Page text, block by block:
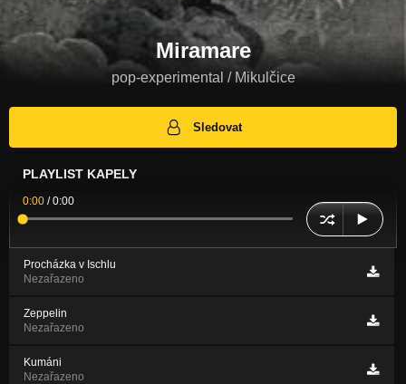
Miramare
pop-experimental / Mikulčice
Sledovat
PLAYLIST KAPELY
0:00 /0:00
Procházka v Ischlu
Nezařazeno
Zeppelin
Nezařazeno
Kumáni
Nezařazeno